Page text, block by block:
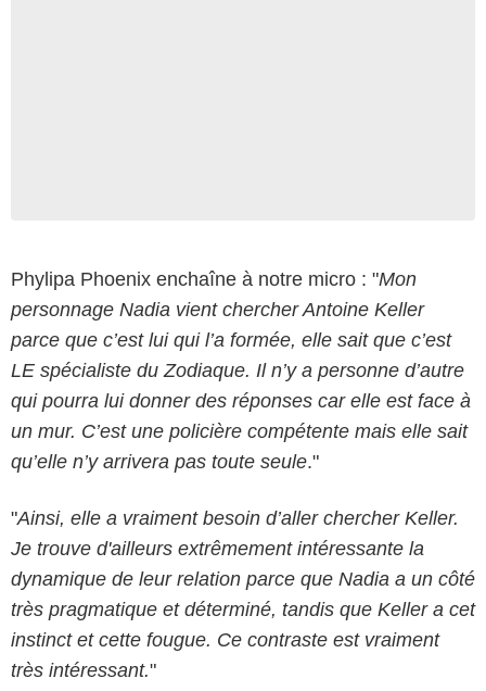
Phylipa Phoenix enchaîne à notre micro : "Mon
personnage Nadia vient chercher Antoine Keller
parce que c’est lui qui l’a formée, elle sait que c’est
LE spécialiste du Zodiaque. Il n’y a personne d’autre
qui pourra lui donner des réponses car elle est face à
un mur. C’est une policière compétente mais elle sait
qu’elle n’y arrivera pas toute seule."
"Ainsi, elle a vraiment besoin d’aller chercher Keller.
Je trouve d'ailleurs extrêmement intéressante la
dynamique de leur relation parce que Nadia a un côté
très pragmatique et déterminé, tandis que Keller a cet
instinct et cette fougue. Ce contraste est vraiment
très intéressant."